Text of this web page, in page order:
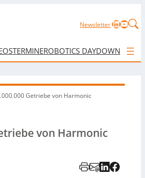
NewsletterLinkedIn
TERMINEROBOTICS DAYDOWNLOAD
Getriebe von Harmonic
von Harmonic